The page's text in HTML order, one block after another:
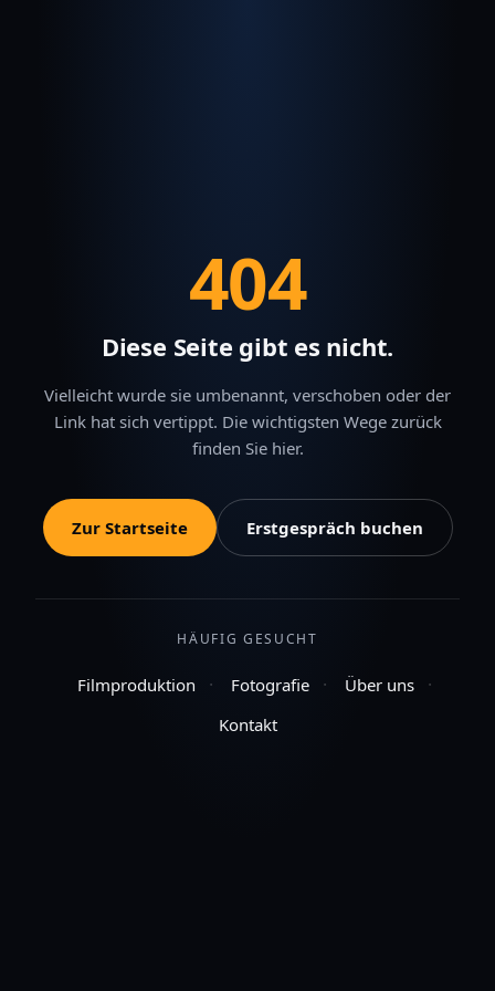
404
Diese Seite gibt es nicht.
Vielleicht wurde sie umbenannt, verschoben oder der
Link hat sich vertippt. Die wichtigsten Wege zurück
finden Sie hier.
Zur Startseite Erstgespräch buchen
HÄUFIG GESUCHT
Filmproduktion · Fotografie · Über uns ·
Kontakt